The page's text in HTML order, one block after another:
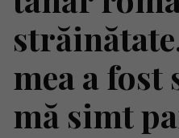
mea a fost
mă simt